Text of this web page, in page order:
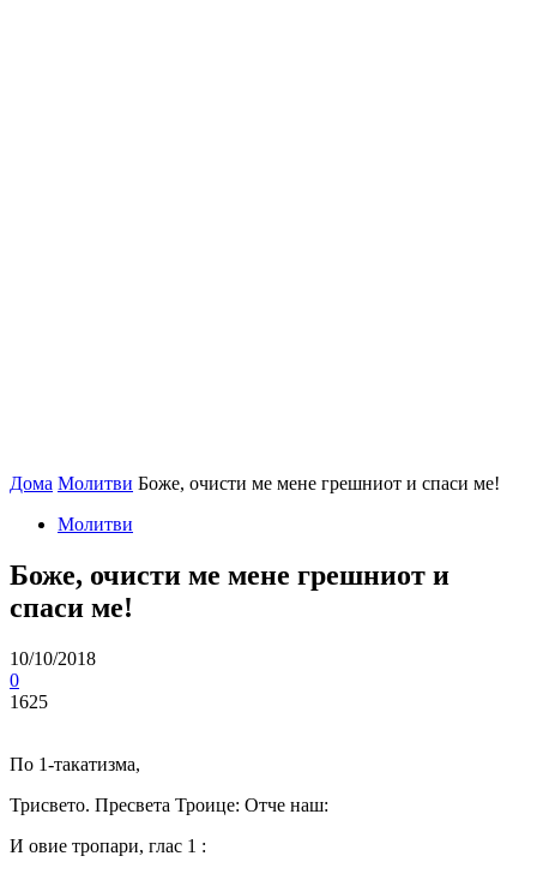
Дома Молитви Боже, очисти ме мене грешниот и спаси ме!
Молитви
Боже, очисти ме мене грешниот и
спаси ме!
10/10/2018
0
1625
По 1-такатизма,
Трисвето. Пресвета Троице: Отче наш:
И овие тропари, глас 1 :